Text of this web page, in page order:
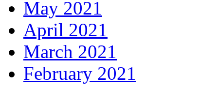
May 2021
April 2021
March 2021
February 2021